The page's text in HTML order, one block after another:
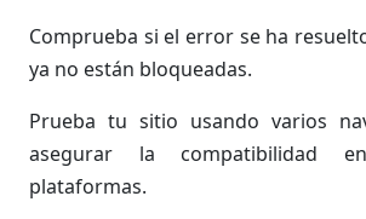
Comprueba si el error se ha
ya no están bloqueadas.
Prueba tu sitio usando varios
asegurar la compatibilidad
plataformas.